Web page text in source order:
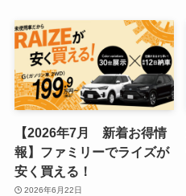
【2026年7月 新着お得情
報】ファミリーでライズが
安く買える！
2026年6月22日